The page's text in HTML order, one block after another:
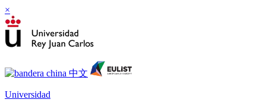
×
Universidad